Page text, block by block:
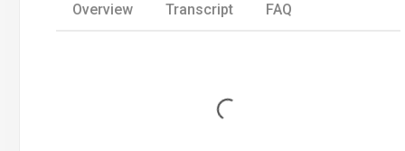
Overview Transcript FAQ
Loading...